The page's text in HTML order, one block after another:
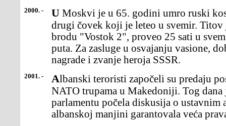
2000. - U Moskvi je u 65. godini umro ruski kosmonaut German Titov,
drugi čovek koji je leteo u svemir. Titov
brodu "Vostok 2", proveo 25 sati u
puta. Za zasluge u osvajanju vasione,
nagrade i zvanje heroja SSSR.
2001. - Albanski teroristi započeli su predaju poslednjih količina oružja
NATO trupama u Makedoniji. Tog dana
parlamentu počela diskusija o ustavnim
albanskoj manjini garantovala veća